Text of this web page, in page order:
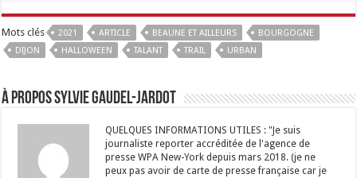
Mots clés 2021 ARTICLE BEAUNE ET AILLEURS
BOURGOGNE
DIJON
HALLOWEEN TALANT TRAIL URBAN
À propos Sylvie GAUDEL-JARDOT
QUELQUES INFORMATIONS UTILES : "Je suis
journaliste reporter accréditée de l'agence de
presse WPA New-York depuis mars 2018. (je ne
peux pas avoir de carte de presse française car je